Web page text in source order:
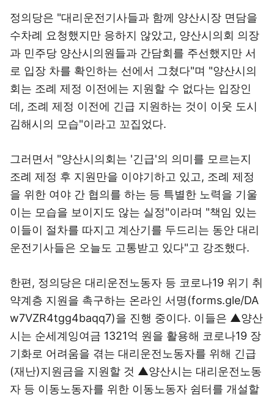
정의당은 "대리운전기사들과 함께 양산시장 면담을
수차례 요청했지만 응하지 않았고, 양산시의회 의장
과 민주당 양산시의원들과 간담회를 주선했지만 서
로 입장 차를 확인하는 선에서 그쳤다"며 "양산시의
회는 조례 제정 이전에는 지원할 수 없다는 입장인
데, 조례 제정 이전에 긴급 지원하는 것이 이웃 도시
김해시의 모습"이라고 꼬집었다.
그러면서 "양산시의회는 '긴급'의 의미를 모르는지
조례 제정 후 지원만을 이야기하고 있고, 조례 제정
을 위한 여야 간 협의를 하는 등 특별한 노력을 기울
이는 모습을 보이지도 않는 실정"이라며 "책임 있는
이들이 절차를 따지고 계산기를 두드리는 동안 대리
운전기사들은 오늘도 고통받고 있다"고 강조했다.
한편, 정의당은 대리운전노동자 등 코로나19 위기 취
약계층 지원을 촉구하는 온라인 서명(forms.gle/DA
w7VZR4tgg4baqq7)을 진행 중이다. 이들은 ▲양산
시는 순세계잉여금 1321억 원을 활용해 코로나19 장
기화로 어려움을 겪는 대리운전노동자를 위해 긴급
(재난)지원금을 지원할 것 ▲양산시는 대리운전노동
자 등 이동노동자를 위한 이동노동자 쉼터를 개설할